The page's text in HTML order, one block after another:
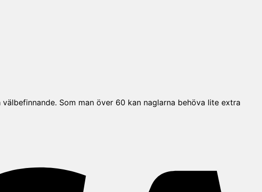
Som man över 60 kan naglarna behöva lite extra